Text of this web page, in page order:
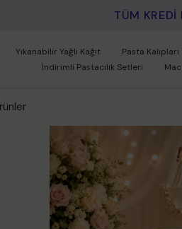
Yıkanabilir Yağlı Kağıt Pasta Kalıpları
İndirimli Pastacılık Setleri